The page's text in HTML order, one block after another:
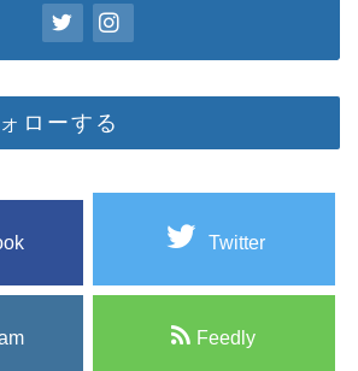
ローする
Twitter
Feedly